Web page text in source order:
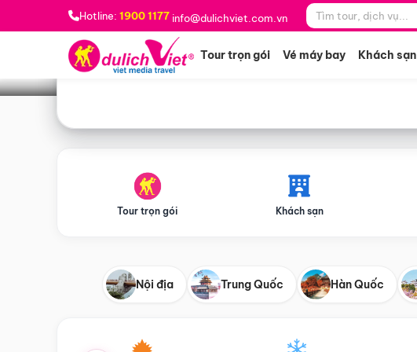
Hotline: 1900 1177 info@dulichviet.com.vn
Tour trọn gói Vé máy bay Khách sạn
Bạn muốn đi đâu? *
Tour trọn gói Khách sạn
Nội địa Trung Quốc Hàn Quốc